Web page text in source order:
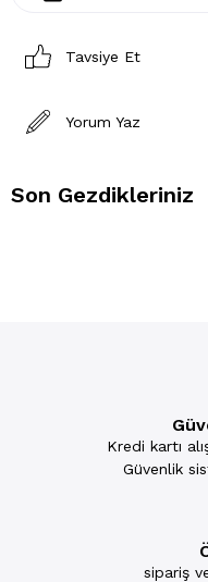
Tavsiye Et
Yorum Yaz
Son Gezdikleriniz
Kredi kartı
Güvenlik
sipariş